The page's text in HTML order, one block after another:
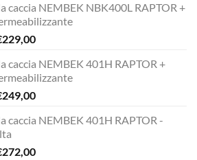
caccia NEMBEK NBK400L RAPTOR +
229,00Il
attuale
è:
€229,00.
caccia NEMBEK 401H RAPTOR +
249,00Il
attuale
€249,00.
caccia NEMBEK 401H RAPTOR -
272,00Il